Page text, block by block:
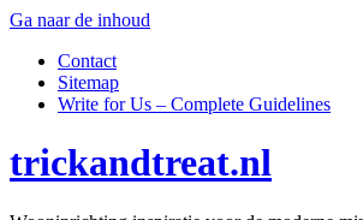
Ga naar de inhoud
Contact
Sitemap
Write for Us – Complete Guidelines
trickandtreat.nl